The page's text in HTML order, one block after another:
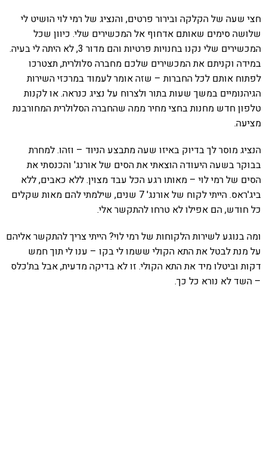
חצי שעה של הקלקה ובירור פרטים, והנציג של רמי לוי הושיט לי
שלושה סימים שאותם אדחוף אל המכשירים שלי. כיוון שכל
המכשירים שלי נקנו בחנויות פרטיות והם מדור 3, לא היתה לי בעיה.
במידה וקניתם את המכשירים שלכם מחברה סלולרית, תצטרכו
לפתוח אותם לכל החברות – שזה אומר לעמוד במרכזי השירות
הגיהנומיים במשך שעות בתור ולצרוח על נציג כנראה. או לקנות
טלפון חדש מחנות בחצי מחיר ממה שהחברה הסלולרית המחורבנת
מציעה.
הנציג מוסר לך בדיוק באיזו שעה מתבצע הניוד – וזהו. למחרת
בבוקר בשעה היעודה הוצאתי את הסים של אורנג' והכנסתי את
הסים של רמי לוי – מאותו רגע הכל עבד מצוין. ללא כאבים, ללא
ביג'ראס. הייתי לקוח של אורנג' 7 שנים, שילמתי להם מאות שקלים
כל חודש, הם אפילו לא טרחו להתקשר אלי.
ומה בנוגע לשירות הלקוחות של רמי לוי? הייתי צריך להתקשר אליהם
על מנת לבטל את התא הקולי ששמו לי בקו – ענו לי תוך חמש
דקות וביטלו מיד את התא הקולי. זו לא בדיקה מדעית, אבל בת'כלס
– השד לא נורא כל כך.